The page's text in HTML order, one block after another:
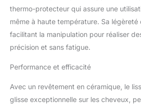
pour un
des
plaques
une
thermo-protecteur qui assure une
même à haute température. Sa légèreté
facilitant la manipulation pour réaliser
précision et sans fatigue.
Performance et efficacité
Avec un revêtement en céramique, le
glisse exceptionnelle sur les cheveux,